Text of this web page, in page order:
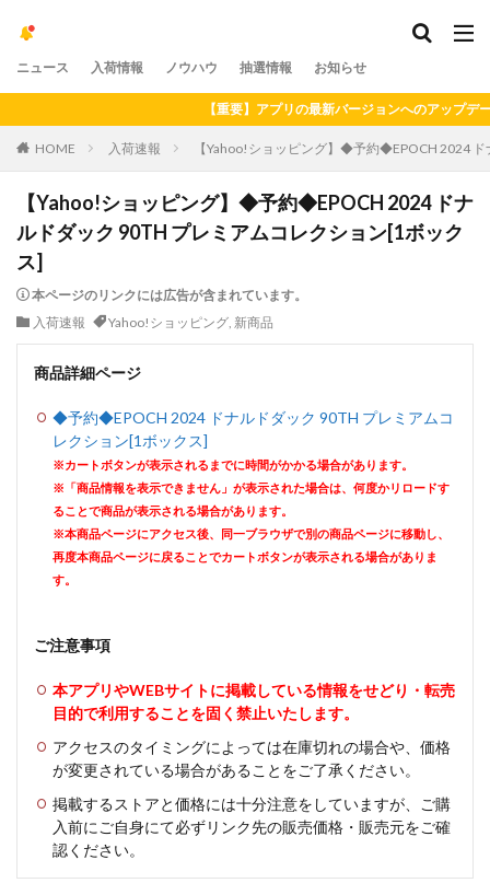
ニュース 入荷情報 ノウハウ 抽選情報 お知らせ
【重要】アプリの最新バージョンへのアップデート
HOME 入荷速報 【Yahoo!ショッピング】◆予約◆EPOCH 2024
【Yahoo!ショッピング】◆予約◆EPOCH 2024 ドナ
ルドダック 90TH プレミアムコレクション[1ボック
ス]
本ページのリンクには広告が含まれています。
入荷速報
Yahoo!ショッピング, 新商品
商品詳細ページ
◆予約◆EPOCH 2024 ドナルドダック 90TH プレミアムコ
レクション[1ボックス]
※カートボタンが表示されるまでに時間がかかる場合があります。
※「商品情報を表示できません」が表示された場合は、何度かリロードす
ることで商品が表示される場合があります。
※本商品ページにアクセス後、同一ブラウザで別の商品ページに移動し、
再度本商品ページに戻ることでカートボタンが表示される場合がありま
す。
ご注意事項
本アプリやWEBサイトに掲載している情報をせどり・転売
目的で利用することを固く禁止いたします。
アクセスのタイミングによっては在庫切れの場合や、価格
が変更されている場合があることをご了承ください。
掲載するストアと価格には十分注意をしていますが、ご購
入前にご自身にて必ずリンク先の販売価格・販売元をご確
認ください。